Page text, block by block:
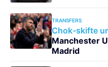
TRANSFERS
Chok-skifte
Manchester
Madrid